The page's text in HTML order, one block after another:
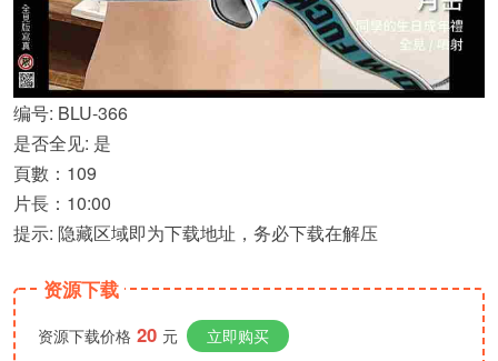
编号: BLU-366
是否全见: 是
頁數：109
片長：10:00
提示: 隐藏区域即为下载地址，务必下载在解压
资源下载
资源下载价格 20 元 立即购买